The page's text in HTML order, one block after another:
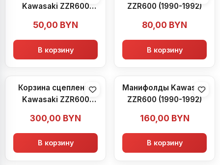
Kawasaki ZZR600
50,00 BYN
В корзину
ZZR600 (1990-1992)
80,00 BYN
В корзину
Корзина сцепления
Kawasaki ZZR600
300,00 BYN
В корзину
Манифолды Kawasaki
ZZR600 (1990-1992)
160,00 BYN
В корзину